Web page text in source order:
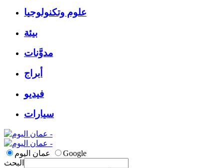
علوم وتكنولوجيا
بيئة
مدوَّنات
أبراج
فيديو
سيارات
عمان اليوم
Google
البحث